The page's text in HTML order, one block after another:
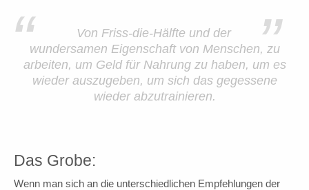
”
“
Von Friss-die-Hälfte und der
wundersamen Eigenschaft von Menschen, zu
arbeiten, um Geld für Nahrung zu haben, um es
wieder auszugeben, um sich das gegessene
wieder abzutrainieren.
Das Grobe:
Wenn man sich an die unterschiedlichen Empfehlungen der